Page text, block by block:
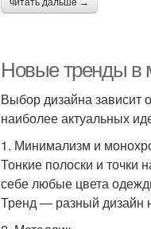
читать дальше →
Новые тренды в
Выбор дизайна зависит
наиболее актуальных
1. Минимализм и
Тонкие полоски и точки
себе любые цвета
Тренд — разный дизайн